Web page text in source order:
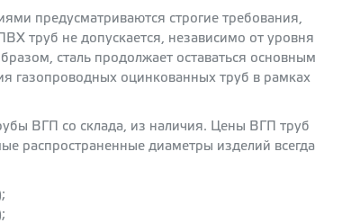
предусматриваются строгие требования,
труб не допускается, независимо от уровня
сталь продолжает оставаться основным
газопроводных оцинкованных труб в рамках
ВГП со склада, из наличия. Цены ВГП труб
распространенные диаметры изделий всегда